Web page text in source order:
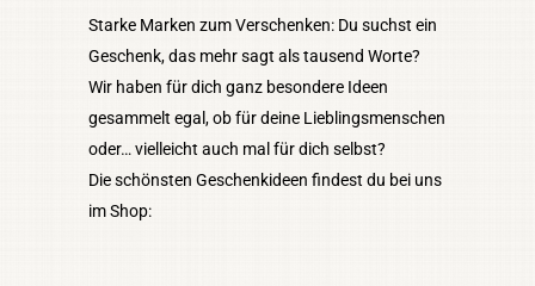
Starke Marken zum Verschenken: Du suchst ein
Geschenk, das mehr sagt als tausend Worte?
Wir haben für dich ganz besondere Ideen
gesammelt egal, ob für deine Lieblingsmenschen
oder… vielleicht auch mal für dich selbst?
Die schönsten Geschenkideen findest du bei uns
im Shop: